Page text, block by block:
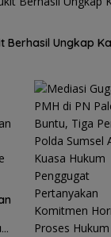
Berhasil Ungkap